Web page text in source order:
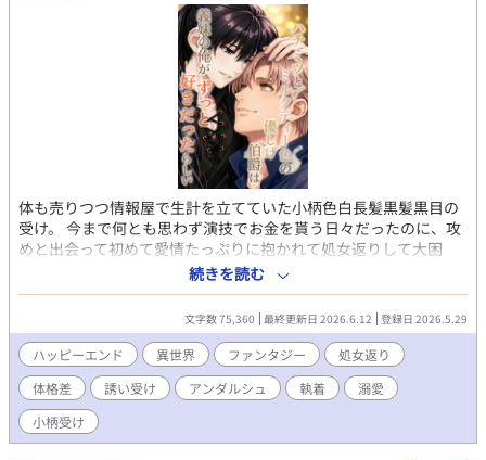
体も売りつつ情報屋で生計を立てていた小柄色白長髪黒髪黒目の
受け。 今まで何とも思わず演技でお金を貰う日々だったのに、攻
めと出会って初めて愛情たっぷりに抱かれて処女返りして大困
惑。感じてしまう自分に動揺して怖がる受けが可愛いです!! 攻め
は、甘いマスクにデカいガタイのずっしり重たいド執着タイプ。
でも基本紳士。 受けは9歳まで女子として女装して暮らしていた
ため、攻めには女子だったと思われていて、 16年後に男の姿で名
前も変えていた受けを見た攻めは再開を望んでいた相手だと気づ
かず、 よく似た雰囲気の男性が体を売ってると知って、ぜひ一度
抱かせてほしいと金を積んで抱くものの すっかりハマってしまっ
て、他の奴には抱かれないでくれと大金を積んで懇願します。 痛
そうな過去の匂わせはそこそこあるものの、実際に痛いシーンは
続きを読む
文字数 75,360 最終更新日 2026.6.12 登録日 2026.5.29
ハッピーエンド 異世界 ファンタジー
処女返り
体格差
誘い受け アンダルシュ 執着
溺愛
小柄受け